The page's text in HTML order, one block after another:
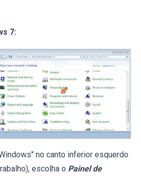
7:
no canto inferior esquerdo
escolha o Painel de